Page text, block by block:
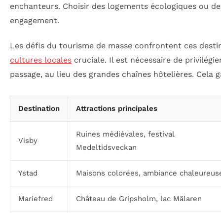
enchanteurs. Choisir des logements écologiques ou
engagement.
Les défis du tourisme de masse confrontent ces
cultures locales cruciale. Il est nécessaire de
passage, au lieu des grandes chaînes hôtelières.
Destination Attractions principales
Visby
Ruines médiévales, festival
Medeltidsveckan
Ystad Maisons colorées, ambiance
Mariefred Château de Gripsholm, lac Mälaren